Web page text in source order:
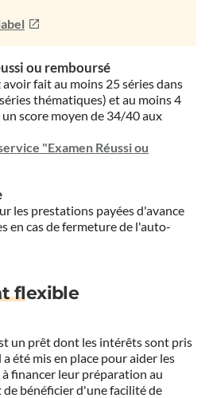
ou remboursé
avoir fait au moins 25 séries dans
thématiques) et au moins 4
un score moyen de 34/40 aux
"Examen Réussi ou
les prestations payées d'avance
en cas de fermeture de l'auto-
flexible
un prêt dont les intérêts sont pris
été mis en place pour aider les
à financer leur préparation au
bénéficier d'une facilité de